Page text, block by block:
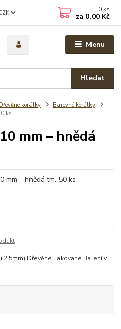
Menu
Hledat
0 ks
za 0,00 Kč
korálky
Barevné korálky
ks
mm – hnědá
Dřevěné Lakované Balení v